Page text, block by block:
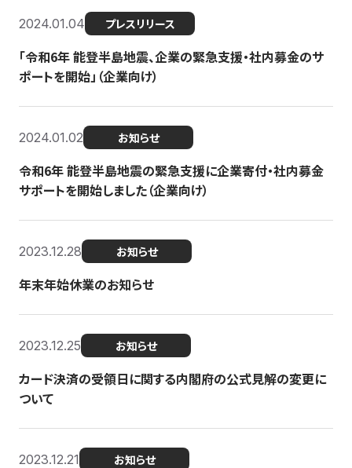
2024.01.04 プレスリリース
「令和6年 能登半島地震、企業の緊急支援・社内募金のサ
ポートを開始」（企業向け）
2024.01.02 お知らせ
令和6年 能登半島地震の緊急支援に企業寄付・社内募金
サポートを開始しました（企業向け）
2023.12.28 お知らせ
年末年始休業のお知らせ
2023.12.25 お知らせ
カード決済の受領日に関する内閣府の公式見解の変更に
ついて
2023.12.21 お知らせ